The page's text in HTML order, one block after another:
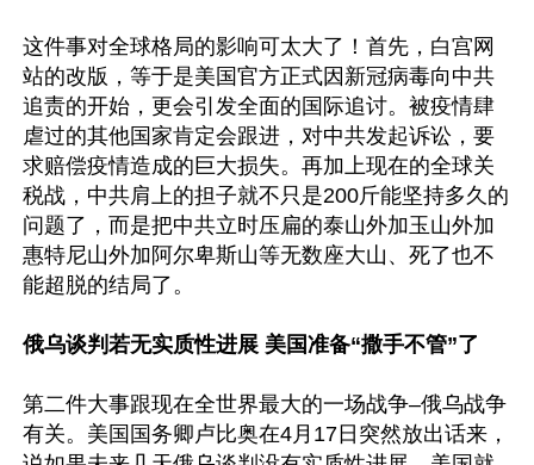
这件事对全球格局的影响可太大了！首先，白宫网
站的改版，等于是美国官方正式因新冠病毒向中共
追责的开始，更会引发全面的国际追讨。被疫情肆
虐过的其他国家肯定会跟进，对中共发起诉讼，要
求赔偿疫情造成的巨大损失。再加上现在的全球关
税战，中共肩上的担子就不只是200斤能坚持多久的
问题了，而是把中共立时压扁的泰山外加玉山外加
惠特尼山外加阿尔卑斯山等无数座大山、死了也不
能超脱的结局了。
俄乌谈判若无实质性进展 美国准备“撒手不管”了
第二件大事跟现在全世界最大的一场战争–俄乌战争
有关。美国国务卿卢比奥在4月17日突然放出话来，